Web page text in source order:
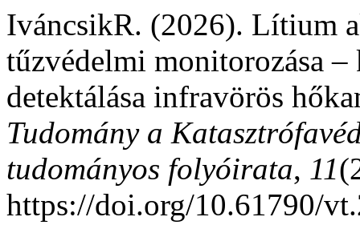
IváncsikR. (2026). Lítium
tűzvédelmi monitorozása
detektálása infravörös
Tudomány a
tudományos folyóirata, 11
https://doi.org/10.61790/